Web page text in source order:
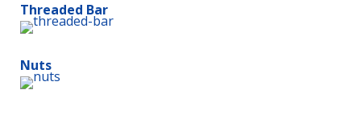
Threaded Bar
Nuts